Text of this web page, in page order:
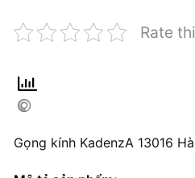
Rate
Gọng kính KadenzA 13016